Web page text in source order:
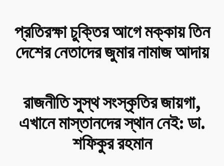
প্রতিরক্ষা চুক্তির আগে মক্কায় তিন
দেশের নেতাদের জুমার নামাজ আদায়
রাজনীতি সুস্থ সংস্কৃতির জায়গা,
এখানে মাস্তানদের স্থান নেই: ডা.
শফিকুর রহমান